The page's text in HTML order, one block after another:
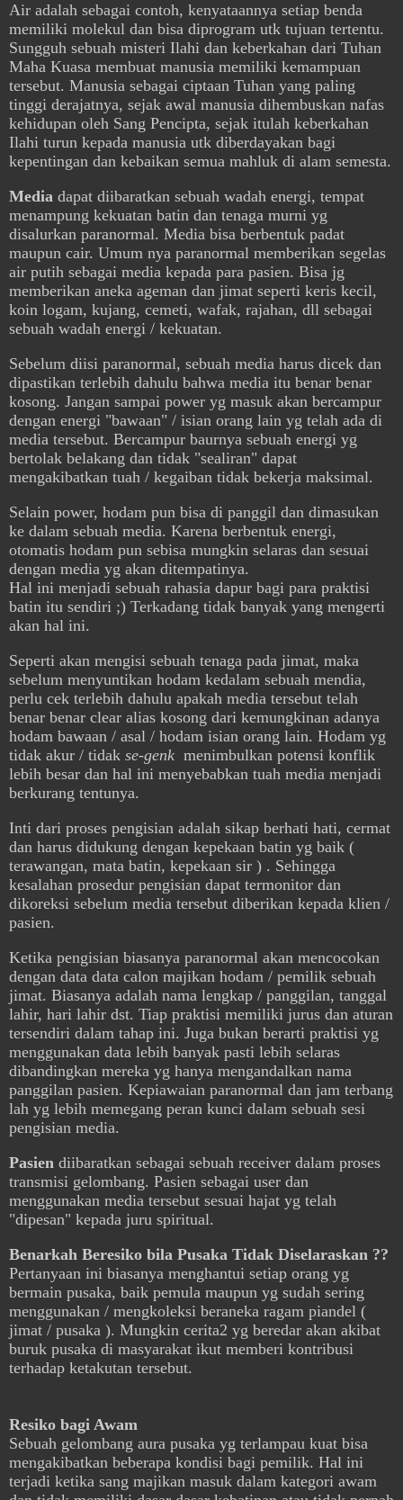
Air adalah sebagai contoh, kenyataannya setiap benda
memiliki molekul dan bisa diprogram utk tujuan tertentu.
Sungguh sebuah misteri Ilahi dan keberkahan dari Tuhan
Maha Kuasa membuat manusia memiliki kemampuan
tersebut. Manusia sebagai ciptaan Tuhan yang paling
tinggi derajatnya, sejak awal manusia dihembuskan nafas
kehidupan oleh Sang Pencipta, sejak itulah keberkahan
Ilahi turun kepada manusia utk diberdayakan bagi
kepentingan dan kebaikan semua mahluk di alam semesta.
Media dapat diibaratkan sebuah wadah energi, tempat
menampung kekuatan batin dan tenaga murni yg
disalurkan paranormal. Media bisa berbentuk padat
maupun cair. Umum nya paranormal memberikan segelas
air putih sebagai media kepada para pasien. Bisa jg
memberikan aneka ageman dan jimat seperti keris kecil,
koin logam, kujang, cemeti, wafak, rajahan, dll sebagai
sebuah wadah energi / kekuatan.
Sebelum diisi paranormal, sebuah media harus dicek dan
dipastikan terlebih dahulu bahwa media itu benar benar
kosong. Jangan sampai power yg masuk akan bercampur
dengan energi "bawaan" / isian orang lain yg telah ada di
media tersebut. Bercampur baurnya sebuah energi yg
bertolak belakang dan tidak "sealiran" dapat
mengakibatkan tuah / kegaiban tidak bekerja maksimal.
Selain power, hodam pun bisa di panggil dan dimasukan
ke dalam sebuah media. Karena berbentuk energi,
otomatis hodam pun sebisa mungkin selaras dan sesuai
dengan media yg akan ditempatinya.
Hal ini menjadi sebuah rahasia dapur bagi para praktisi
batin itu sendiri ;) Terkadang tidak banyak yang mengerti
akan hal ini.
Seperti akan mengisi sebuah tenaga pada jimat, maka
sebelum menyuntikan hodam kedalam sebuah mendia,
perlu cek terlebih dahulu apakah media tersebut telah
benar benar clear alias kosong dari kemungkinan adanya
hodam bawaan / asal / hodam isian orang lain. Hodam yg
tidak akur / tidak se-genk menimbulkan potensi konflik
lebih besar dan hal ini menyebabkan tuah media menjadi
berkurang tentunya.
Inti dari proses pengisian adalah sikap berhati hati, cermat
dan harus didukung dengan kepekaan batin yg baik (
terawangan, mata batin, kepekaan sir ) . Sehingga
kesalahan prosedur pengisian dapat termonitor dan
dikoreksi sebelum media tersebut diberikan kepada klien /
pasien.
Ketika pengisian biasanya paranormal akan mencocokan
dengan data data calon majikan hodam / pemilik sebuah
jimat. Biasanya adalah nama lengkap / panggilan, tanggal
lahir, hari lahir dst. Tiap praktisi memiliki jurus dan aturan
tersendiri dalam tahap ini. Juga bukan berarti praktisi yg
menggunakan data lebih banyak pasti lebih selaras
dibandingkan mereka yg hanya mengandalkan nama
panggilan pasien. Kepiawaian paranormal dan jam terbang
lah yg lebih memegang peran kunci dalam sebuah sesi
pengisian media.
Pasien diibaratkan sebagai sebuah receiver dalam proses
transmisi gelombang. Pasien sebagai user dan
menggunakan media tersebut sesuai hajat yg telah
"dipesan" kepada juru spiritual.
Benarkah Beresiko bila Pusaka Tidak Diselaraskan ??
Pertanyaan ini biasanya menghantui setiap orang yg
bermain pusaka, baik pemula maupun yg sudah sering
menggunakan / mengkoleksi beraneka ragam piandel (
jimat / pusaka ). Mungkin cerita2 yg beredar akan akibat
buruk pusaka di masyarakat ikut memberi kontribusi
terhadap ketakutan tersebut.
Resiko bagi Awam
Sebuah gelombang aura pusaka yg terlampau kuat bisa
mengakibatkan beberapa kondisi bagi pemilik. Hal ini
terjadi ketika sang majikan masuk dalam kategori awam